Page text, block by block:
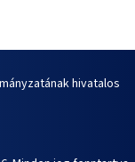
hivatalos